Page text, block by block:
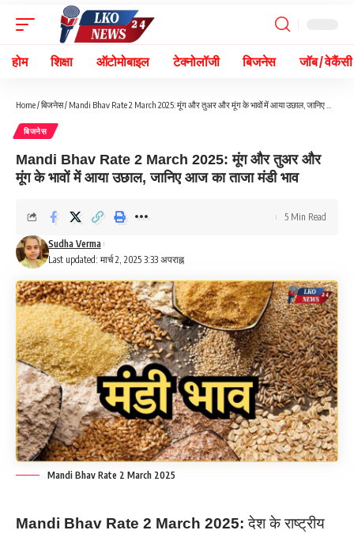
होम शिक्षा ऑटोमोबाइल टेक्नोलॉजी बिजनेस जॉब / वेकैंसी
Home/बिजनेस/ Mandi Bhav Rate 2 March 2025: मूंग और तुअर और मूंग के भावों में आया उछाल, जानिए आज का ताजा मंडी भाव
बिजनेस
Mandi Bhav Rate 2 March 2025: मूंग और तुअर और
मूंग के भावों में आया उछाल, जानिए आज का ताजा मंडी भाव
Last updated: मार्च 2, 2025 3:33 अपराह्न
Sudha Verma
5 Min Read
Mandi Bhav Rate 2 March 2025
Mandi Bhav Rate 2 March 2025: देश के राष्ट्रीय